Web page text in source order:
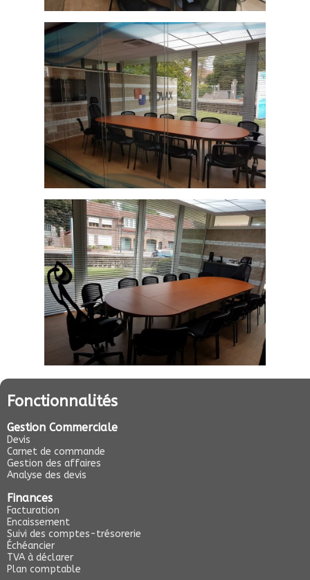
Fonctionnalités
Gestion Commerciale
Devis
Carnet de commande
Gestion des affaires
Analyse des devis
Finances
Facturation
Encaissement
Suivi des comptes-trésorerie
Échéancier
TVA à déclarer
Plan comptable